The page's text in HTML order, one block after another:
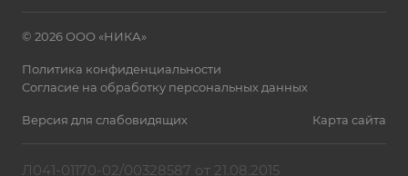
© 2026 ООО «НИКА»
Политика конфиденциальности
Согласие на обработку персональных данных
Версия для слабовидящих Карта сайта
Л041-01170-02/00328587 от 21.08.2015